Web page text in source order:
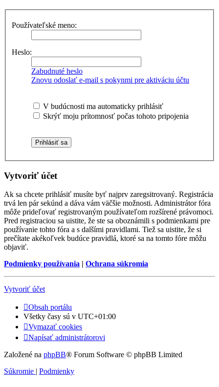
Používateľské meno:
Heslo:
Zabudnuté heslo
Znovu odoslať e-mail s pokynmi pre aktiváciu účtu
V budúcnosti ma automaticky prihlásiť
Skrýť moju prítomnosť počas tohoto pripojenia
Vytvoriť účet
Ak sa chcete prihlásiť musíte byť najprv zaregsitrovaný. Registrácia
trvá len pár sekúnd a dáva vám väčšie možnosti. Administrátor fóra
môže prideľovať registrovaným používateľom rozšírené právomoci.
Pred registraciou sa uistite, že ste sa oboznámili s podmienkami pre
používanie tohto fóra a s dalšími pravidlami. Tiež sa uistite, že si
prečítate akékoľvek budúce pravidlá, ktoré sa na tomto fóre môžu
objaviť.
Podmienky používania | Ochrana súkromia
Vytvoriť účet
Obsah portálu
Všetky časy sú v UTC+01:00
Vymazať cookies
Napísať administrátorovi
Založené na phpBB® Forum Software © phpBB Limited
Súkromie | Podmienky